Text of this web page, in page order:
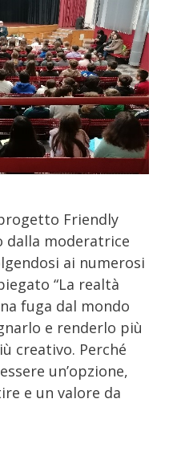
Friendly
dalla moderatrice
ai numerosi
“La realtà
fuga dal mondo
e renderlo più
creativo. Perché
un’opzione,
e un valore da